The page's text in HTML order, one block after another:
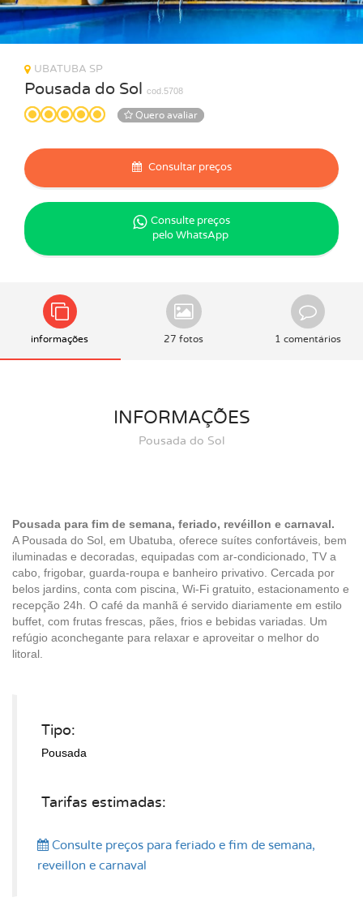
Pousada do Sol cod.5708
UBATUBA SP
Quero avaliar
Consultar preços
Consulte preços
pelo WhatsApp
informações 27 fotos 1 comentários
INFORMAÇÕES
Pousada do Sol
Pousada para fim de semana, feriado, revéillon e carnaval.
A Pousada do Sol, em Ubatuba, oferece suítes confortáveis, bem
iluminadas e decoradas, equipadas com ar-condicionado, TV a
cabo, frigobar, guarda-roupa e banheiro privativo. Cercada por
belos jardins, conta com piscina, Wi-Fi gratuito, estacionamento e
recepção 24h. O café da manhã é servido diariamente em estilo
buffet, com frutas frescas, pães, frios e bebidas variadas. Um
refúgio aconchegante para relaxar e aproveitar o melhor do
litoral.
Tipo:
Pousada
Tarifas estimadas:
Consulte preços para feriado e fim de semana,
reveillon e carnaval